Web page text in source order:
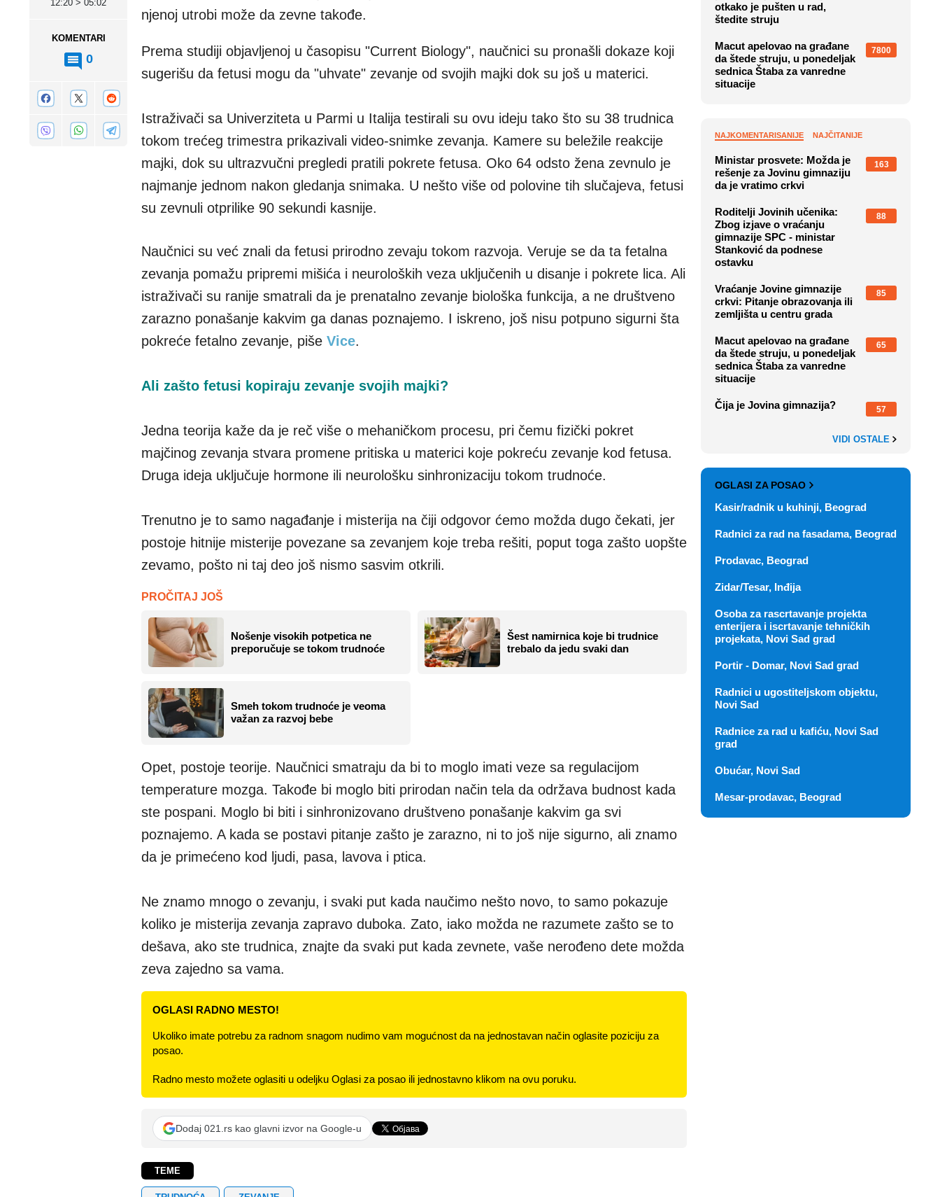
12:20 > 05:02
KOMENTARI
0
njenoj utrobi može da zevne takođe.
Prema studiji objavljenoj u časopisu "Current Biology", naučnici su pronašli dokaze koji
sugerišu da fetusi mogu da "uhvate" zevanje od svojih majki dok su još u materici.
Istraživači sa Univerziteta u Parmi u Italija testirali su ovu ideju tako što su 38 trudnica
tokom trećeg trimestra prikazivali video-snimke zevanja. Kamere su beležile reakcije
majki, dok su ultrazvučni pregledi pratili pokrete fetusa. Oko 64 odsto žena zevnulo je
najmanje jednom nakon gledanja snimaka. U nešto više od polovine tih slučajeva, fetusi
su zevnuli otprilike 90 sekundi kasnije.
Naučnici su već znali da fetusi prirodno zevaju tokom razvoja. Veruje se da ta fetalna
zevanja pomažu pripremi mišića i neuroloških veza uključenih u disanje i pokrete lica. Ali
istraživači su ranije smatrali da je prenatalno zevanje biološka funkcija, a ne društveno
zarazno ponašanje kakvim ga danas poznajemo. I iskreno, još nisu potpuno sigurni šta
pokreće fetalno zevanje, piše Vice.
Ali zašto fetusi kopiraju zevanje svojih majki?
Jedna teorija kaže da je reč više o mehaničkom procesu, pri čemu fizički pokret
majčinog zevanja stvara promene pritiska u materici koje pokreću zevanje kod fetusa.
Druga ideja uključuje hormone ili neurološku sinhronizaciju tokom trudnoće.
Trenutno je to samo nagađanje i misterija na čiji odgovor ćemo možda dugo čekati, jer
postoje hitnije misterije povezane sa zevanjem koje treba rešiti, poput toga zašto uopšte
zevamo, pošto ni taj deo još nismo sasvim otkrili.
PROČITAJ JOŠ
Nošenje visokih potpetica ne
preporučuje se tokom trudnoće
Šest namirnica koje bi trudnice
trebalo da jedu svaki dan
Smeh tokom trudnoće je veoma
važan za razvoj bebe
Opet, postoje teorije. Naučnici smatraju da bi to moglo imati veze sa regulacijom
temperature mozga. Takođe bi moglo biti prirodan način tela da održava budnost kada
ste pospani. Moglo bi biti i sinhronizovano društveno ponašanje kakvim ga svi
poznajemo. A kada se postavi pitanje zašto je zarazno, ni to još nije sigurno, ali znamo
da je primećeno kod ljudi, pasa, lavova i ptica.
Ne znamo mnogo o zevanju, i svaki put kada naučimo nešto novo, to samo pokazuje
koliko je misterija zevanja zapravo duboka. Zato, iako možda ne razumete zašto se to
dešava, ako ste trudnica, znajte da svaki put kada zevnete, vaše nerođeno dete možda
zeva zajedno sa vama.
OGLASI RADNO MESTO!
Ukoliko imate potrebu za radnom snagom nudimo vam mogućnost da na jednostavan način oglasite poziciju za
posao.
Radno mesto možete oglasiti u odeljku Oglasi za posao ili jednostavno klikom na ovu poruku.
Dodaj 021.rs kao glavni izvor na Google-u
TEME
otkako je pušten u rad,
štedite struju
Macut apelovao na građane
da štede struju, u ponedeljak
sednica Štaba za vanredne
situacije
7800
NAJKOMENTARISANIJE NAJČITANIJE
Ministar prosvete: Možda je
rešenje za Jovinu gimnaziju
da je vratimo crkvi
163
Roditelji Jovinih učenika:
Zbog izjave o vraćanju
gimnazije SPC - ministar
Stanković da podnese
ostavku
88
Vraćanje Jovine gimnazije
crkvi: Pitanje obrazovanja ili
zemljišta u centru grada
85
Macut apelovao na građane
da štede struju, u ponedeljak
sednica Štaba za vanredne
situacije
65
Čija je Jovina gimnazija? 57
VIDI OSTALE
OGLASI ZA POSAO
Kasir/radnik u kuhinji, Beograd
Radnici za rad na fasadama, Beograd
Prodavac, Beograd
Zidar/Tesar, Inđija
Osoba za rascrtavanje projekta
enterijera i iscrtavanje tehničkih
projekata, Novi Sad grad
Portir - Domar, Novi Sad grad
Radnici u ugostiteljskom objektu,
Novi Sad
Radnice za rad u kafiću, Novi Sad
grad
Obućar, Novi Sad
Mesar-prodavac, Beograd